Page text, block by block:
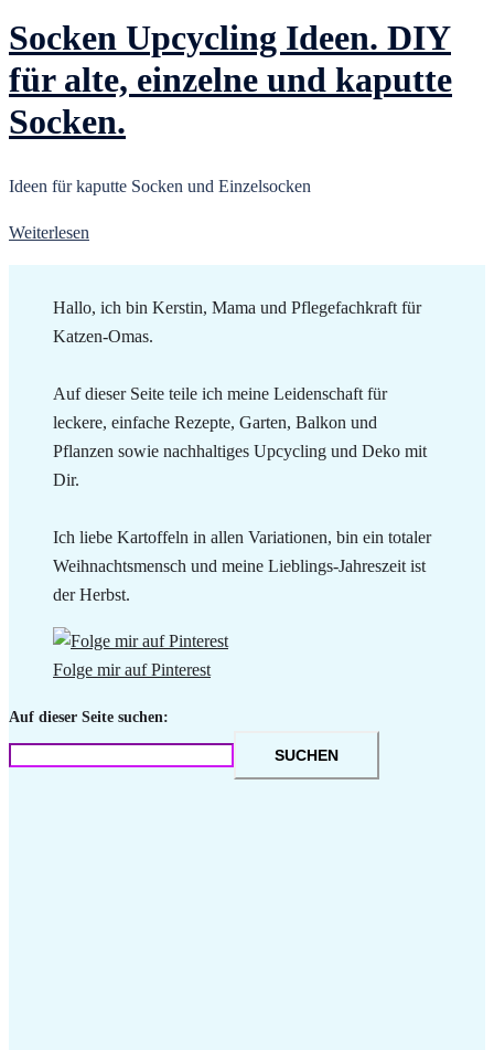
Socken Upcycling Ideen. DIY
für alte, einzelne und kaputte
Socken.
Ideen für kaputte Socken und Einzelsocken
Weiterlesen
Hallo, ich bin Kerstin, Mama und Pflegefachkraft für
Katzen-Omas.
Auf dieser Seite teile ich meine Leidenschaft für
leckere, einfache Rezepte, Garten, Balkon und
Pflanzen sowie nachhaltiges Upcycling und Deko mit
Dir.
Ich liebe Kartoffeln in allen Variationen, bin ein totaler
Weihnachtsmensch und meine Lieblings-Jahreszeit ist
der Herbst.
Folge mir auf Pinterest
Auf dieser Seite suchen:
SUCHEN